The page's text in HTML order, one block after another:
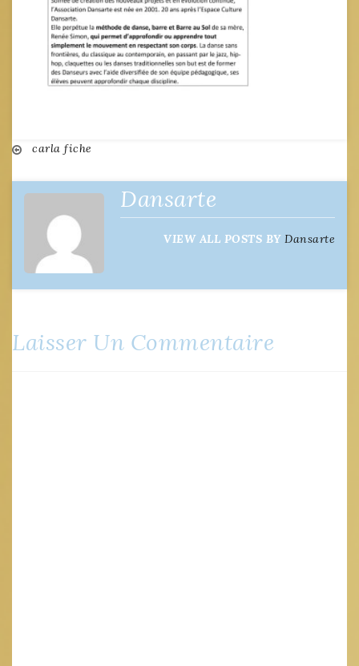
Navigation
de
l’article
carla fiche
Dansarte
VIEW ALL POSTS BY Dansarte
Laisser Un Commentaire